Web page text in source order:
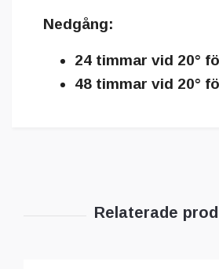
Nedgång:
24 timmar vid 20°
48 timmar vid 20°